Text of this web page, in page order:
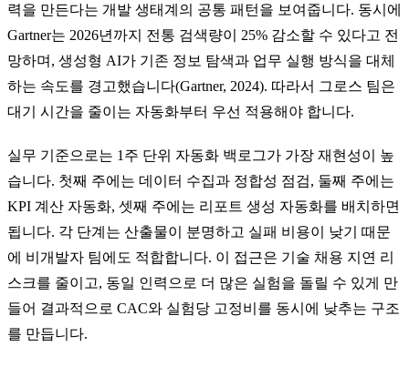
력을 만든다는 개발 생태계의 공통 패턴을 보여줍니다. 동시에
Gartner는 2026년까지 전통 검색량이 25% 감소할 수 있다고 전
망하며, 생성형 AI가 기존 정보 탐색과 업무 실행 방식을 대체
하는 속도를 경고했습니다(Gartner, 2024). 따라서 그로스 팀은
대기 시간을 줄이는 자동화부터 우선 적용해야 합니다.
실무 기준으로는 1주 단위 자동화 백로그가 가장 재현성이 높
습니다. 첫째 주에는 데이터 수집과 정합성 점검, 둘째 주에는
KPI 계산 자동화, 셋째 주에는 리포트 생성 자동화를 배치하면
됩니다. 각 단계는 산출물이 분명하고 실패 비용이 낮기 때문
에 비개발자 팀에도 적합합니다. 이 접근은 기술 채용 지연 리
스크를 줄이고, 동일 인력으로 더 많은 실험을 돌릴 수 있게 만
들어 결과적으로 CAC와 실험당 고정비를 동시에 낮추는 구조
를 만듭니다.